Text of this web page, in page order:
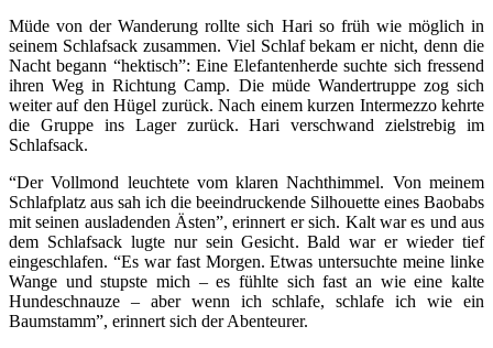
Müde von der Wanderung rollte sich Hari so früh wie möglich in
seinem Schlafsack zusammen. Viel Schlaf bekam er nicht, denn die
Nacht begann “hektisch”: Eine Elefantenherde suchte sich fressend
ihren Weg in Richtung Camp. Die müde Wandertruppe zog sich
weiter auf den Hügel zurück. Nach einem kurzen Intermezzo kehrte
die Gruppe ins Lager zurück. Hari verschwand zielstrebig im
Schlafsack.
“Der Vollmond leuchtete vom klaren Nachthimmel. Von meinem
Schlafplatz aus sah ich die beeindruckende Silhouette eines Baobabs
mit seinen ausladenden Ästen”, erinnert er sich. Kalt war es und aus
dem Schlafsack lugte nur sein Gesicht. Bald war er wieder tief
eingeschlafen. “Es war fast Morgen. Etwas untersuchte meine linke
Wange und stupste mich – es fühlte sich fast an wie eine kalte
Hundeschnauze – aber wenn ich schlafe, schlafe ich wie ein
Baumstamm”, erinnert sich der Abenteurer.